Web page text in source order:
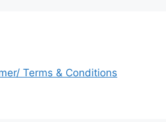
Terms & Conditions